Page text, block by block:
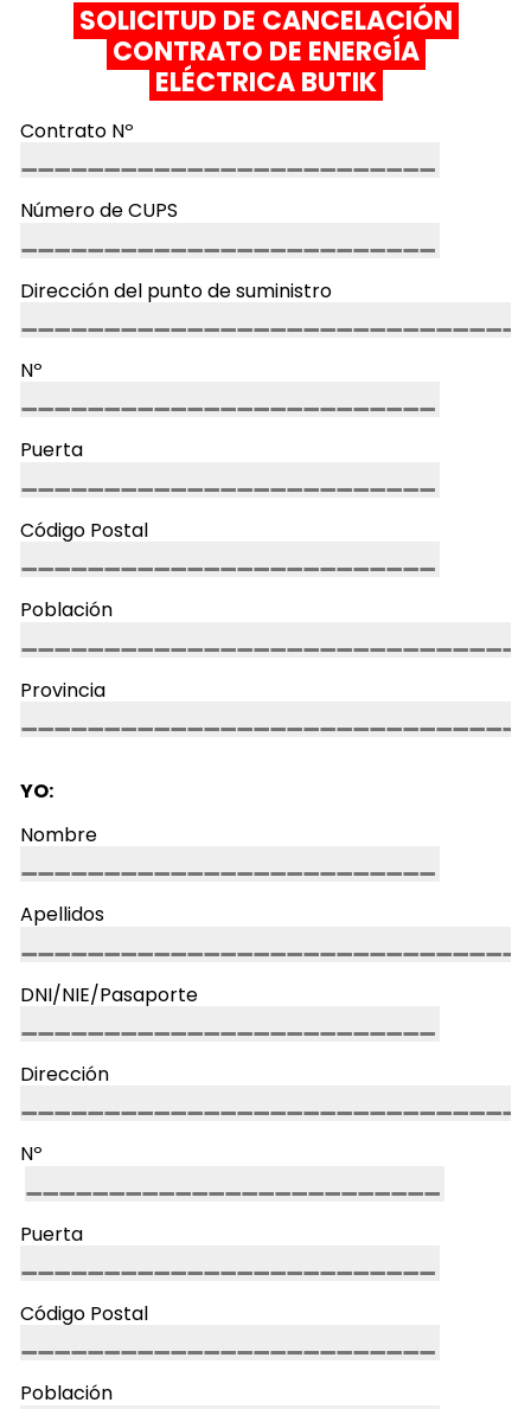
SOLICITUD DE CANCELACIÓN
CONTRATO DE ENERGÍA
ELÉCTRICA BUTIK
Contrato Nº
Número de CUPS
Dirección del punto de suministro
Nº
Puerta
Código Postal
Población
Provincia
YO:
Nombre
Apellidos
DNI/NIE/Pasaporte
Dirección
Nº
Puerta
Código Postal
Población